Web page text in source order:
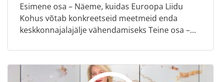
Esimene osa – Näeme, kuidas Euroopa Liidu
Kohus võtab konkreetseid meetmeid enda
keskkonnajalajälje vähendamiseks Teine osa –
Yorgos Lappas tutvustab meile k...